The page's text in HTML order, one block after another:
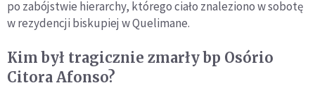
po zabójstwie hierarchy, którego ciało znaleziono w sobotę
w rezydencji biskupiej w Quelimane.
Kim był tragicznie zmarły bp Osório
Citora Afonso?